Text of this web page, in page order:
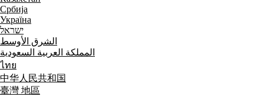
Србија
Україна
ישראל
الشرق الأوسط
المملكة العربية السعودية
ไทย
中华人民共和国
臺灣 地區